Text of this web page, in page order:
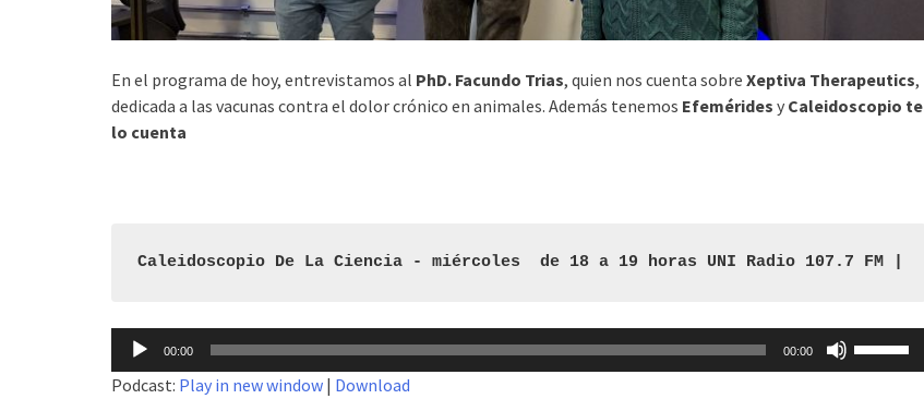
En el programa de hoy, entrevistamos al PhD. Facundo Trias, quien nos cuenta sobre Xeptiva Therapeutics,
dedicada a las vacunas contra el dolor crónico en animales. Además tenemos Efemérides y Caleidoscopio te
lo cuenta
Caleidoscopio De La Ciencia - miércoles  de 18 a 19 horas UNI Radio 107.7 FM |
Reproductor
audio
00:00 00:00
Podcast: Play in new window | Download